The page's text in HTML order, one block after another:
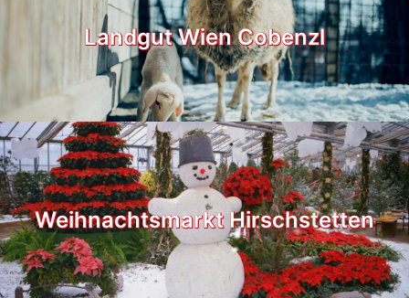
Landgut Wien Cobenzl
Weihnachtsmarkt Hirschstetten